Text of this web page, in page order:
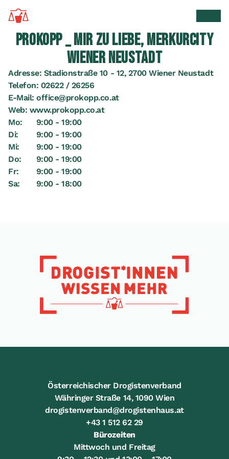
Zur Startseite
PROKOPP _ MIR ZU LIEBE, MERKURCITY
WIENER NEUSTADT
Adresse: Stadionstraße 10 - 12, 2700 Wiener Neustadt
Telefon: 02622 / 26256
E-Mail:office@prokopp.co.at
Web: www.prokopp.co.at
Mo:
9:00 - 19:00
Di:
9:00 - 19:00
Mi:
9:00 - 19:00
Do:
9:00 - 19:00
Fr:
9:00 - 19:00
Sa:
9:00 - 18:00
Österreichischer Drogistenverband
Währinger Straße 14, 1090 Wien
drogistenverband@drogistenhaus.at
+43 1 512 62 29
Bürozeiten
Mittwoch und Freitag